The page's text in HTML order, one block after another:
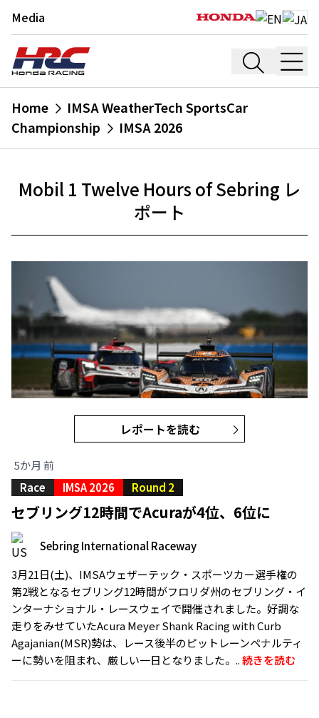
Media
Home
IMSA WeatherTech SportsCar
Championship
IMSA 2026
Mobil 1 Twelve Hours of Sebring レ
ポート
レポートを読む
5か月 前
Race
IMSA 2026 Round 2
セブリング12時間でAcuraが4位、6位に
Sebring International Raceway
3月21日(土)、IMSAウェザーテック・スポーツカー選手権の
第2戦となるセブリング12時間がフロリダ州のセブリング・イ
ンターナショナル・レースウェイで開催されました。好調な
走りをみせていたAcura Meyer Shank Racing with Curb
Agajanian(MSR)勢は、レース後半のピットレーンペナルティ
ーに勢いを阻まれ、厳しい一日となりました。..続きを読む